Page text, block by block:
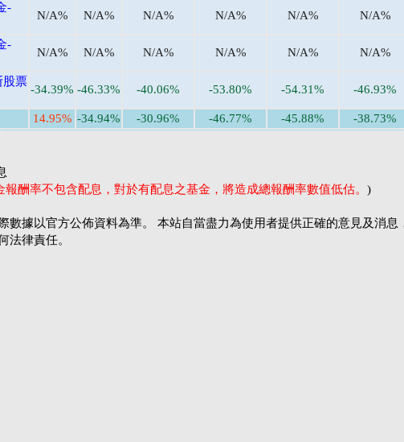
-
N/A% N/A% N/A% N/A% N/A% N/A%
-
N/A% N/A% N/A% N/A% N/A% N/A%
股票
-34.39% -46.33% -40.06% -53.80% -54.31% -46.93%
14.95% -34.94% -30.96% -46.77% -45.88% -38.73%
酬率不包含配息，對於有配息之基金，將造成總報酬率數值低估。 )
數據以官方公佈資料為準。 本站自當盡力為使用者提供正確的意見及消息
法律責任。